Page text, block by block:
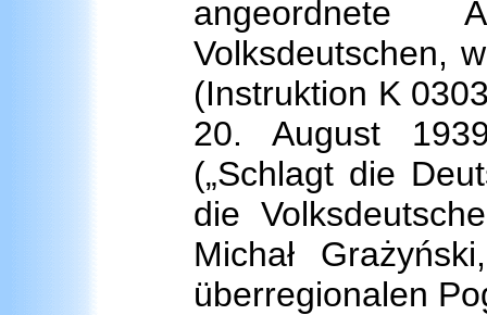
Volksdeutschen,
(Instruktion K
20. August
(„Schlagt die
die
Michał
überregionalen